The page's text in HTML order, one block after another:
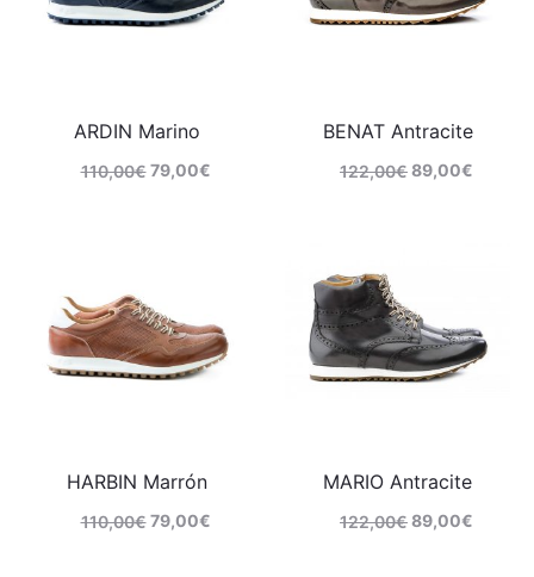
ARDIN Marino
110,00€ 79,00€
BENAT Antracite
122,00€89,00€
HARBIN Marrón
110,00€ 79,00€
MARIO Antracite
122,00€89,00€